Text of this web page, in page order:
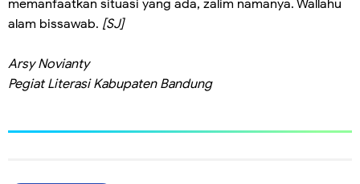
memanfaatkan situasi yang ada, zalim namanya. Wallahu
alam bissawab. [SJ]
Arsy Novianty
Pegiat Literasi Kabupaten Bandung